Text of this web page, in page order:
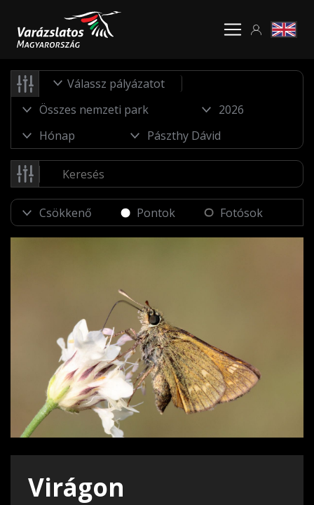
Válassz pályázatot
Pontok Fotósok
Virágon